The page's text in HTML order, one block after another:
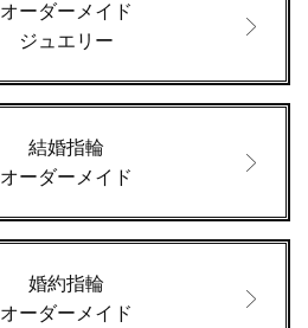
オーダーメイド
ジュエリー
結婚指輪
オーダーメイド
婚約指輪
オーダーメイド